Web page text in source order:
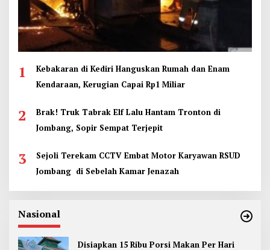
1
Kebakaran di Kediri Hanguskan Rumah dan Enam
Kendaraan, Kerugian Capai Rp1 Miliar
2
Brak! Truk Tabrak Elf Lalu Hantam Tronton di
Jombang, Sopir Sempat Terjepit
3
Sejoli Terekam CCTV Embat Motor Karyawan RSUD
Jombang di Sebelah Kamar Jenazah
Nasional
Disiapkan 15 Ribu Porsi Makan Per Hari